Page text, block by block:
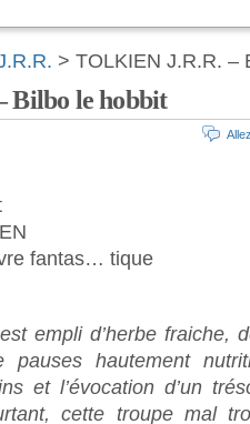
> TOLKIEN J.R.R. –
Bilbo le hobbit
fantas… tique
empli d’herbe fraiche,
hautement
et l’évocation d’un
cette troupe mal